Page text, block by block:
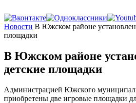
Главная
Новости В Южском районе
площадки
В Южском районе
детские площадки
Администрацией Южского
приобретены две игровые площадки